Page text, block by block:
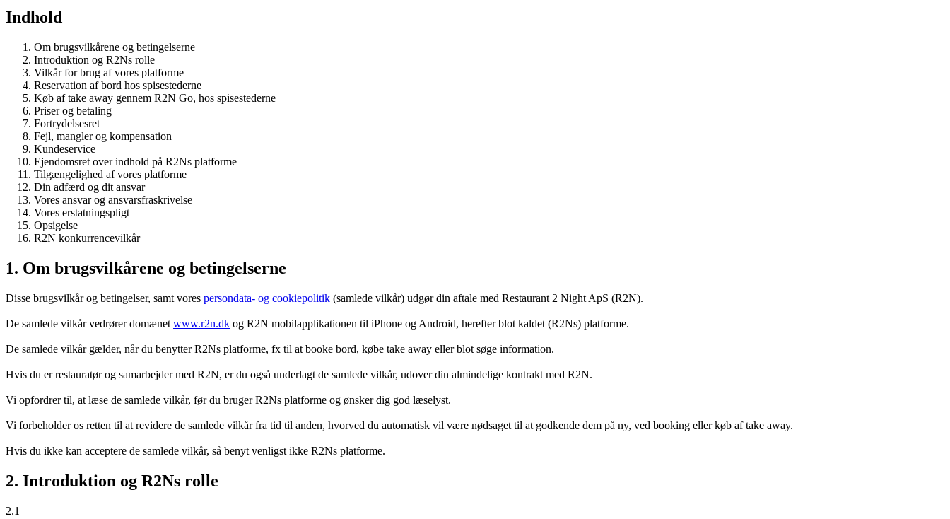
Indhold
Om brugsvilkårene og betingelserne
Introduktion og R2Ns rolle
Vilkår for brug af vores platforme
Reservation af bord hos spisestederne
Køb af take away gennem R2N Go, hos spisestederne
Priser og betaling
Fortrydelsesret
Fejl, mangler og kompensation
Kundeservice
Ejendomsret over indhold på R2Ns platforme
Tilgængelighed af vores platforme
Din adfærd og dit ansvar
Vores ansvar og ansvarsfraskrivelse
Vores erstatningspligt
Opsigelse
R2N konkurrencevilkår
1. Om brugsvilkårene og betingelserne
Disse brugsvilkår og betingelser, samt vores persondata- og cookiepolitik (samlede vilkår) udgør din aftale med Restaurant 2 Night ApS (R2N).
De samlede vilkår vedrører domænet www.r2n.dk og R2N mobilapplikationen til iPhone og Android, herefter blot kaldet (R2Ns) platforme.
De samlede vilkår gælder, når du benytter R2Ns platforme, fx til at booke bord, købe take away eller blot søge information.
Hvis du er restauratør og samarbejder med R2N, er du også underlagt de samlede vilkår, udover din almindelige kontrakt med R2N.
Vi opfordrer til, at læse de samlede vilkår, før du bruger R2Ns platforme og ønsker dig god læselyst.
Vi forbeholder os retten til at revidere de samlede vilkår fra tid til anden, hvorved du automatisk vil være nødsaget til at godkende dem på ny, ved booking eller køb af take away.
Hvis du ikke kan acceptere de samlede vilkår, så benyt venligst ikke R2Ns platforme.
2. Introduktion og R2Ns rolle
2.1